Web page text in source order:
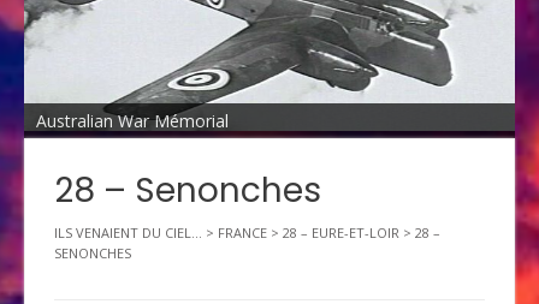
Australian War Mémorial
28 – Senonches
ILS VENAIENT DU CIEL... > FRANCE > 28 – EURE-ET-LOIR > 28 –
SENONCHES